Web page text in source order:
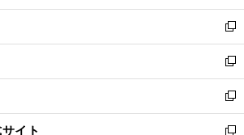
開
く
ウ
で
開
く
ン
ド
ウ
で
開
く
ウ
ィ
ン
ド
ウ
で
開
く
新
し
い
ウ
ィ
ン
ド
新
し
い
ウ
新
し
イト